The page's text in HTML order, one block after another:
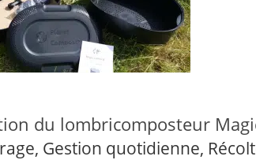
du lombricomposteur
Gestion quotidienne,